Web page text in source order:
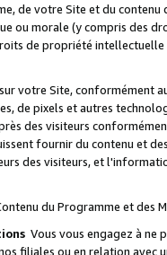
de votre Site et du
ou morale (y compris des
de propriété
votre Site, conformément
de pixels et autres
des visiteurs
fournir du contenu et
des visiteurs, et
du Programme et des
Vous vous engagez à ne
filiales ou en relation avec